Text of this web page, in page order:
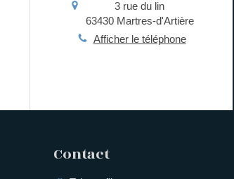
3 rue du lin
63430 Martres-d'Artière
Afficher le téléphone
Contact